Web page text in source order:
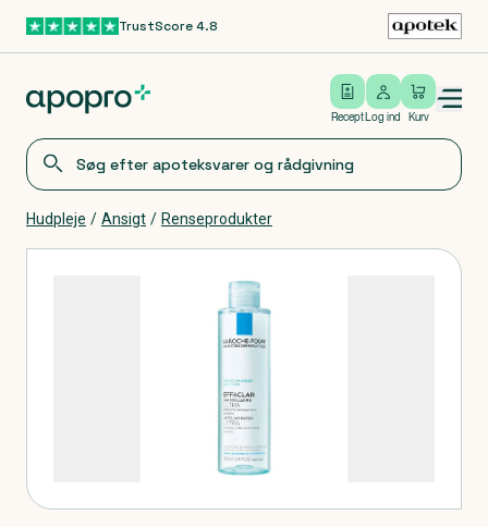
Gå til hovedindholdTrustScore 4.8
Recept
Log ind
Log ind Kurv
Open/close menu
Hudpleje / Ansigt / Renseprodukter